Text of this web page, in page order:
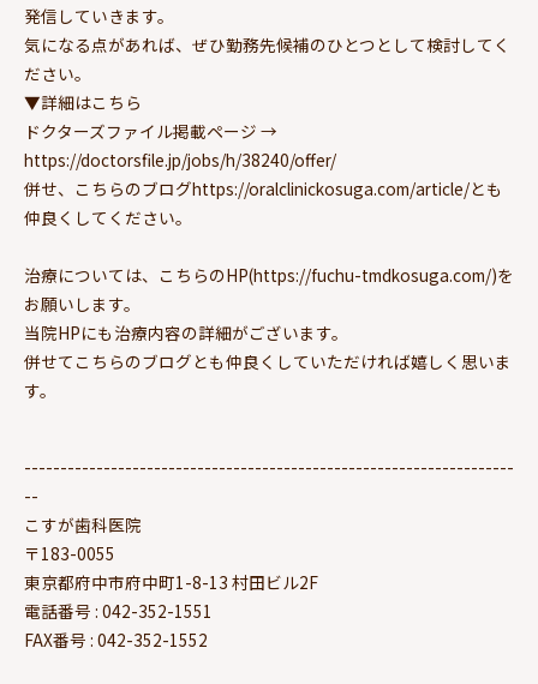
発信していきます。
気になる点があれば、ぜひ勤務先候補のひとつとして検討してく
ださい。
▼詳細はこちら
ドクターズファイル掲載ページ →
https://doctorsfile.jp/jobs/h/38240/offer/
併せ、こちらのブログhttps://oralclinickosuga.com/article/とも
仲良くしてください。
治療については、こちらのHP(https://fuchu-tmdkosuga.com/)を
お願いします。
当院HPにも治療内容の詳細がございます。
併せてこちらのブログとも仲良くしていただければ嬉しく思いま
す。
--------------------------------------------------------------------
--
こすが歯科医院
〒183-0055
東京都府中市府中町1-8-13 村田ビル2F
電話番号 : 042-352-1551
FAX番号 : 042-352-1552